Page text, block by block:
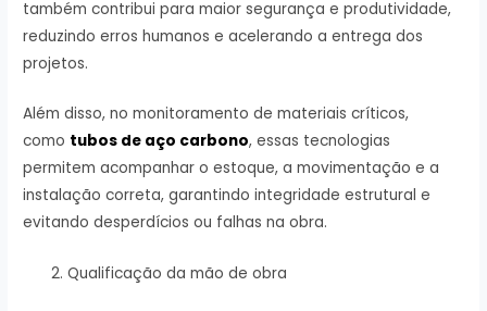
também contribui para maior segurança e produtividade,
reduzindo erros humanos e acelerando a entrega dos
projetos.
Além disso, no monitoramento de materiais críticos,
como tubos de aço carbono, essas tecnologias
permitem acompanhar o estoque, a movimentação e a
instalação correta, garantindo integridade estrutural e
evitando desperdícios ou falhas na obra.
Qualificação da mão de obra